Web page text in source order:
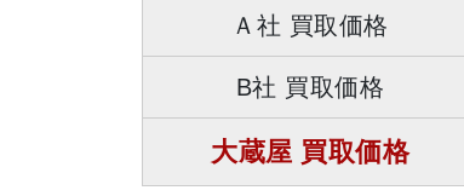
Ａ社 買取価格
B社 買取価格
大蔵屋 買取価格